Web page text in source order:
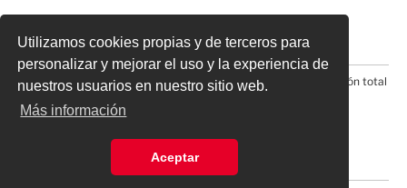
Utilizamos cookies propias y de terceros para
personalizar y mejorar el uso y la experiencia de
nuestros usuarios en nuestro sitio web.
Más información
Aceptar
© 2026 Todos los derechos reservados. Prohibida la reproducción total
o parcial, incluyendo cualquier medio electrónico*